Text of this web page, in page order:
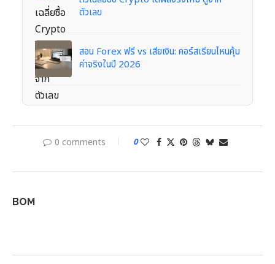
ตัวเลข
สอน Forex ฟรี vs เสียเงิน: คอร์สเรียนไหนคุ้ม
ค่าจริงในปี 2026
0 comments 0
BOM